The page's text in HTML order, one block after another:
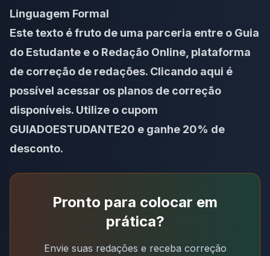
Linguagem Formal
Este texto é fruto de uma parceria entre o Guia
do Estudante e o Redação Online, plataforma
de correção de redações. Clicando aqui é
possível acessar os planos de correção
disponíveis. Utilize o cupom
GUIADOESTUDANTE20 e ganhe 20% de
desconto.
Pronto para colocar em
prática?
Envie suas redações e receba correção